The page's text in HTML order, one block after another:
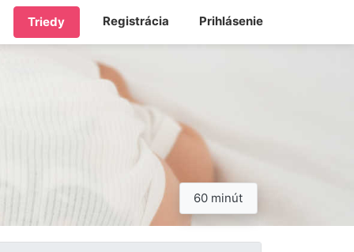
Triedy Registrácia Prihlásenie
60 minút